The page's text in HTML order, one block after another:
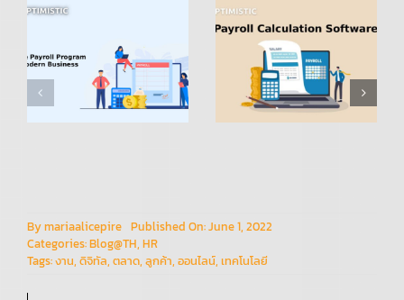
Calculation
Software:
Simplifying
เดือน
(โปรแกรม
Payroll):
การ
Bymariaalicepire Published On: June 1, 2022
Categories:Blog@TH, HR
Tags:งาน, ดิจิทัล, ตลาด, ลูกค้า, ออนไลน์, เทคโนโลยี